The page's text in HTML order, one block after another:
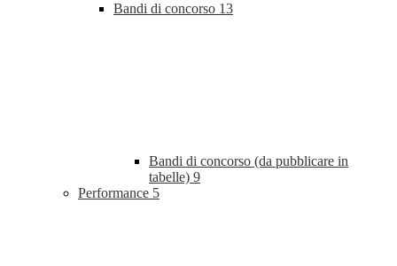
Bandi di concorso 13
Bandi di concorso (da pubblicare in
tabelle) 9
Performance 5